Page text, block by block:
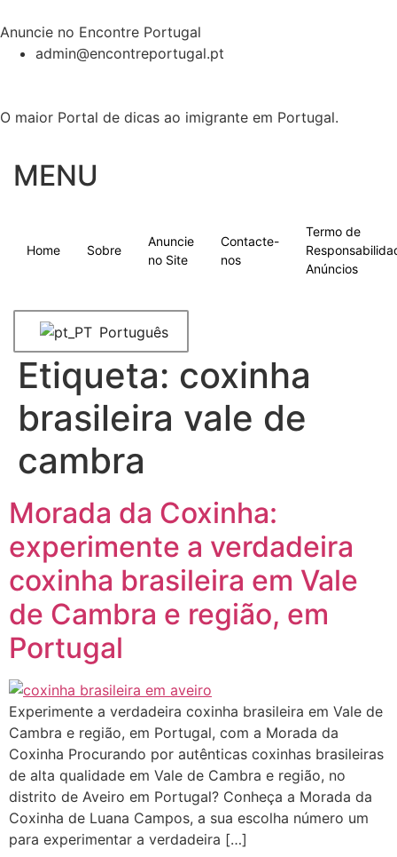
Anuncie no Encontre Portugal
admin@encontreportugal.pt
O maior Portal de dicas ao imigrante em Portugal.
MENU
Home Sobre
Anuncie
no Site
Contacte-
nos
Termo de
Anúncios
Português
Etiqueta: coxinha
brasileira vale de
cambra
Morada da Coxinha:
experimente a verdadeira
coxinha brasileira em Vale
de Cambra e região, em
Portugal
Experimente a verdadeira coxinha brasileira em Vale de
Cambra e região, em Portugal, com a Morada da
Coxinha Procurando por autênticas coxinhas brasileiras
de alta qualidade em Vale de Cambra e região, no
distrito de Aveiro em Portugal? Conheça a Morada da
Coxinha de Luana Campos, a sua escolha número um
para experimentar a verdadeira […]